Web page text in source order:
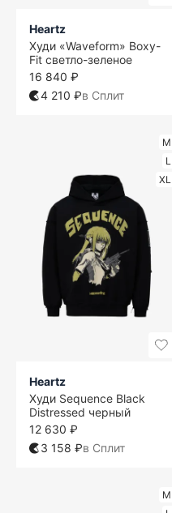
Heartz
Худи «Waveform» Boxy-
Fit светло-зеленое
16 840 ₽
4 210 ₽в Сплит
M
L
XL
Heartz
Худи Sequence Black
Distressed черный
12 630 ₽
3 158 ₽в Сплит
M